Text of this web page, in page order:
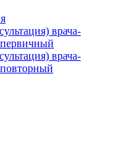
врача-
первичный
врача-
повторный